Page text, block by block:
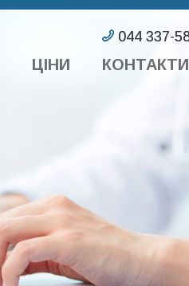
ЦІНИ КОНТАКТИ